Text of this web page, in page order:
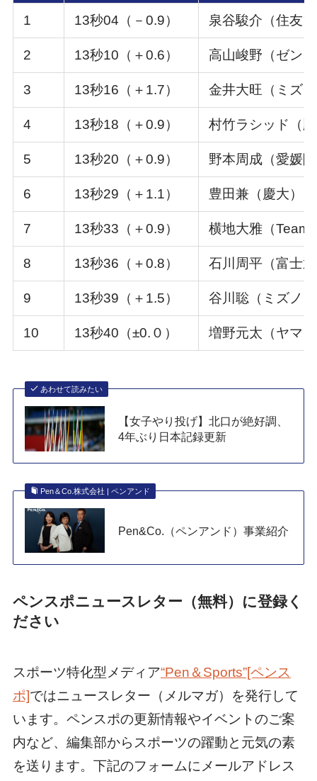
1 13秒04（－0.9） 泉谷駿介（住友
2 13秒10（＋0.6） 高山峻野（ゼン
3 13秒16（＋1.7） 金井大旺（ミズ
4 13秒18（＋0.9） 村竹ラシッド（
5 13秒20（＋0.9） 野本周成（愛媛
6 13秒29（＋1.1） 豊田兼（慶
7 13秒33（＋0.9） 横地大雅（Team
8 13秒36（＋0.8） 石川周平（富士
9 13秒39（＋1.5） 谷川聡（ミズノ）
10 13秒40（±0.０） 増野元太（ヤマ
あわせて読みたい
【女子やり投げ】北口が絶好調、
4年ぶり日本記録更新
Pen＆Co.株式会社 | ペンアンド
Pen&Co.（ペンアンド）事業紹介
ペンスポニュースレター（無料）に登録く
ださい
スポーツ特化型メディア“Pen＆Sports”[ペンス
ポ]ではニュースレター（メルマガ）を発行して
います。ペンスポの更新情報やイベントのご案
内など、編集部からスポーツの躍動と元気の素
を送ります。下記のフォームにメールアドレス